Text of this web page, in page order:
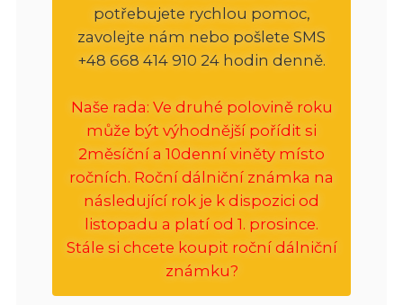
potřebujete rychlou pomoc,
zavolejte nám nebo pošlete SMS
+48 668 414 910 24 hodin denně.
Naše rada: Ve druhé polovině roku
může být výhodnější pořídit si
2měsíční a 10denní viněty místo
ročních. Roční dálniční známka na
následující rok je k dispozici od
listopadu a platí od 1. prosince.
Stále si chcete koupit roční dálniční
známku?